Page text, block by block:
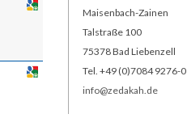
Maisenbach-Zainen
Talstraße 100
75378 Bad Liebenzell
Tel. +49 (0)7084 9276-0
info@zedakah.de